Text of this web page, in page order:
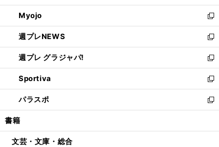
開
く
ウ
で
開
く
ン
ド
ウ
で
開
く
ウ
ィ
ン
ド
ウ
で
開
く
Myojo
新
し
い
ウ
ィ
ン
ド
ウ
で
開
週プレNEWS
新
し
い
ウ
ィ
ン
ド
ウ
開
週プレ グラジャパ!
新
し
い
ウ
ィ
ン
ウ
Sportiva
新
し
い
ウ
ン
パラスポ
新
し
ウ
書籍
文芸・文庫・総合